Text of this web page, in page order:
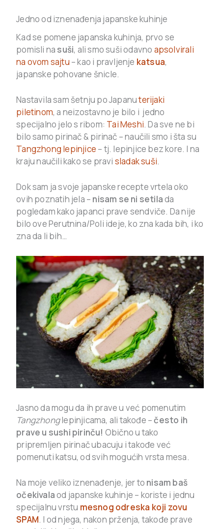
Jedno od iznenađenja japanske kuhinje
Kad se pomene japanska kuhinja, prvo se
pomisli na suši, ali smo suši odavno apsolvirali
na ovom sajtu – kao i pravljenje katsua,
japanske pohovane šnicle.
Nastavila sam šetnju po Japanuterijaki
piletinom, a neizostavno je bilo i jedno
specijalno jelo s ribom: Tai Meshi. Da sve ne bi
bilo samo pirinač & pirinač – naučili smo i šta su
Tangzhong lepinjice – tj. lepinjice bez kore. I na
kraju naučili kako se pravi sladak suši.
Dok sam ja svoje japanske recepte vrtela oko
ovih poznatih jela – nisam se ni setilada
pogledam kako japanci prave sendviče. Da nije
bilo ove Perutnina/Poli ideje, ko zna kada bih, i ko
zna da li bih…
Jasno da mogu da ih prave u već pomenutim
Tangzhonglepinjicama, ali takođe –često ih
prave u sushi pirinču! Obično u tako
pripremljen pirinač ubacuju i takođe već
pomenuti katsu, od svih mogućih vrsta mesa.
Na moje veliko iznenađenje, jer to nisam baš
očekivalaod japanske kuhinje – koriste i jednu
specijalnu vrstu mesnog odreska koji zovu
SPAM. I od njega, nakon prženja, takođe prave